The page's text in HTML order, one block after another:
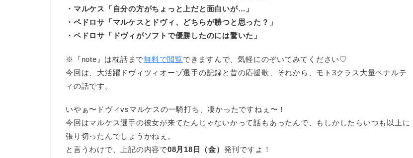
・マルケス「自分の方がちょっと上だと面白いが…」
・ペドロサ「マルケスとドヴィ、どちらが勝つと思った？」
・ペドロサ「ドヴィがソフトで優勝したのには驚いた」
※『note』は枕話まで無料で閲覧できますんで、気軽にのぞいてみてください♡
今回は、大活躍ドヴィツィオーゾ選手の記録と昔の応援歌、それから、モト3クラス大量ペナルテ
ィの話です。
いやぁ〜ドヴィvsマルケスの一騎打ち、凄かったですねぇ〜！
今回はマルケス選手の彼女が来てたんじゃないかって話もあったんで、もしかしたらいつも以上に
張り切ったんでしょうかねぇ。
と言うわけで、上記の内容で08月18日（金） 発刊ですよ！